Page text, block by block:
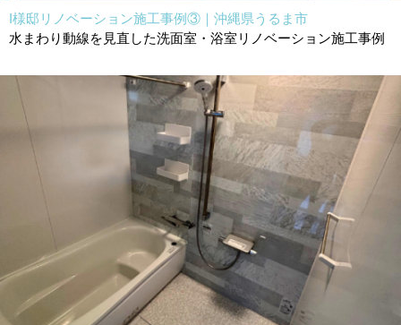
I様邸リノベーション施工事例③｜沖縄県うるま市
水まわり動線を見直した洗面室・浴室リノベーション施工事例